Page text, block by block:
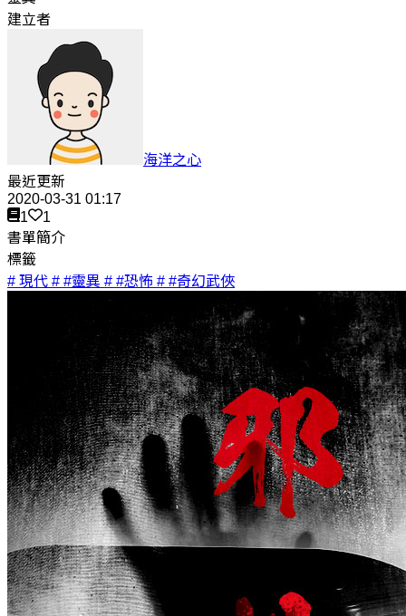
建立者
海洋之心
最近更新
2020-03-31 01:17
1
1
書單簡介
標籤
# 現代 # #靈異 # #恐怖 # #奇幻武俠